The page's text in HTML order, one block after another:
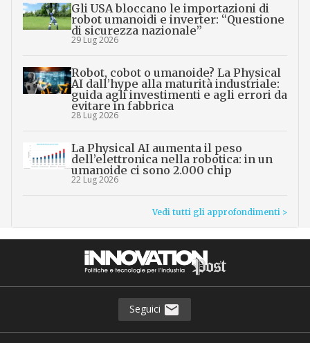
Gli USA bloccano le importazioni di
robot umanoidi e inverter: “Questione
di sicurezza nazionale”
29 Lug 2026
Robot, cobot o umanoide? La Physical
AI dall’hype alla maturità industriale:
guida agli investimenti e agli errori da
evitare in fabbrica
28 Lug 2026
La Physical AI aumenta il peso
dell’elettronica nella robotica: in un
umanoide ci sono 2.000 chip
22 Lug 2026
Vedi tutti gli approfondimenti >
Seguici